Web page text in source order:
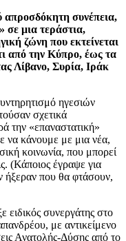
απροσδόκητη συνέπεια,
μια τεράστια,
ζώνη που εκτείνεται
από την Κύπρο, έως τα
Λίβανο, Συρία, Ιράκ
ηγεσιών
σχετικά
την «επαναστατική»
να κάνουμε με μια νέα,
κοινωνία, που μπορεί
(Κάποιος έγραψε για
ήξεραν που θα φτάσουν,
συνεργάτης στο
με αντικείμενο
Ανατολής-Δύσης από το